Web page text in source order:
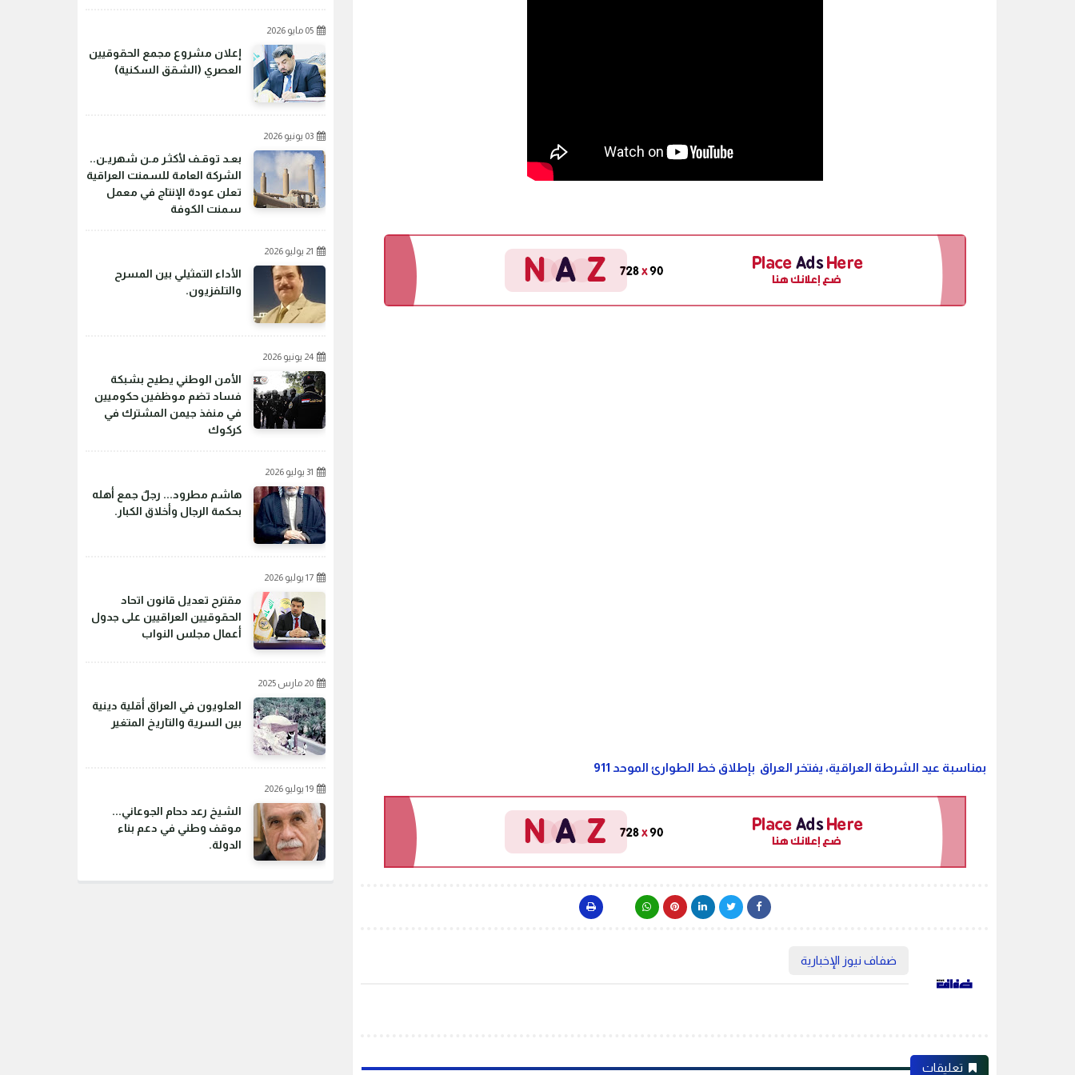
بمناسبة عيد الشرطة العراقية، يفتخر العراق بإطلاق خط الطوارئ الموحد 911
ضفاف نيوز الإخبارية
تعليقات
05 مايو 2026
إعلان مشروع مجمع الحقوقيين
العصري (الشقق السكنية)
03 يونيو 2026
بعـد توقـف لأكثـر مـن شهريـن..
الشركة العامة للسمنت العراقية
تعلن عودة الإنتاج في معمل
سمنت الكوفة
21 يوليو 2026
الأداء التمثيلي بين المسرح
والتلفزيون.
24 يونيو 2026
الأمن الوطني يطيح بشبكة
فساد تضم موظفين حكوميين
في منفذ جيمن المشترك في
كركوك
31 يوليو 2026
هاشم مطرود... رجلٌ جمع أهله
بحكمة الرجال وأخلاق الكبار.
17 يوليو 2026
مقترح تعديل قانون اتحاد
الحقوقيين العراقيين على جدول
أعمال مجلس النواب
20 مارس 2025
العلويون في العراق أقلية دينية
بين السرية والتاريخ المتغير
19 يوليو 2026
الشيخ رعد دحام الجوعاني...
موقف وطني في دعم بناء
الدولة.